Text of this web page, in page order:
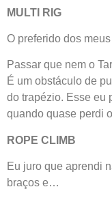
MULTI RIG
O preferido dos
Passar que nem o
É um obstáculo de
do trapézio. Esse eu
quando quase perdi
ROPE CLIMB
Eu juro que aprendi
braços e…